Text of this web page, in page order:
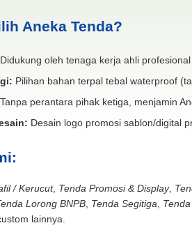
Aneka Tenda?
Didukung oleh tenaga kerja ahli
Pilihan bahan terpal tebal waterproof
Tanpa perantara pihak ketiga, menjamin
Desain logo promosi sablon/digital
/ Kerucut, Tenda Promosi & Display,
Lorong BNPB, Tenda Segitiga
lainnya.